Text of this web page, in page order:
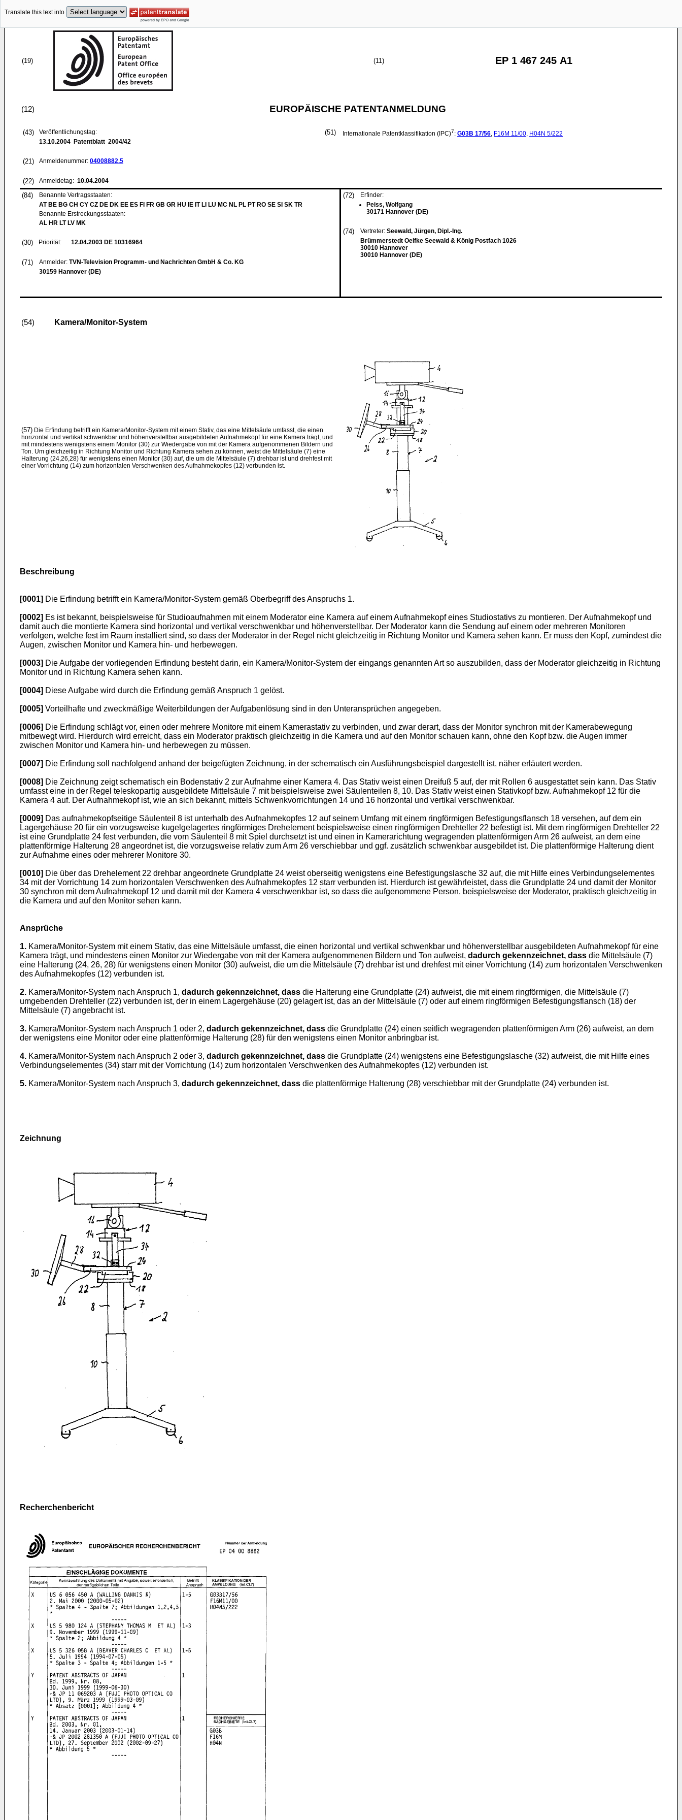
Translate this text into
(19) (11) EP 1 467 245 A1
(12) EUROPÄISCHE PATENTANMELDUNG
(43)
Veröffentlichungstag:
13.10.2004 Patentblatt 2004/42
(21) Anmeldenummer: 04008882.5
(22) Anmeldetag: 10.04.2004
(51) Internationale Patentklassifikation (IPC)7: G03B 17/56, F16M 11/00, H04N 5/222
(84)
Benannte Vertragsstaaten:
AT BE BG CH CY CZ DE DK EE ES FI FR GB GR HU IE IT LI LU MC NL PL PT RO SE SI SK TR
Benannte Erstreckungsstaaten:
AL HR LT LV MK
(30) Priorität: 12.04.2003 DE 10316964
(71) Anmelder: TVN-Television Programm- und Nachrichten GmbH & Co. KG
30159 Hannover (DE)
(72)
Erfinder:
Peiss, Wolfgang
30171 Hannover (DE)
(74) Vertreter: Seewald, Jürgen, Dipl.-Ing.
Brümmerstedt Oelfke Seewald & König Postfach 1026
30010 Hannover
30010 Hannover (DE)
(54) Kamera/Monitor-System
(57) Die Erfindung betrifft ein Kamera/Monitor-System mit einem Stativ, das eine Mittelsäule umfasst, die einen
horizontal und vertikal schwenkbar und höhenverstellbar ausgebildeten Aufnahmekopf für eine Kamera trägt, und
mit mindestens wenigstens einem Monitor (30) zur Wiedergabe von mit der Kamera aufgenommenen Bildern und
Ton. Um gleichzeitig in Richtung Monitor und Richtung Kamera sehen zu können, weist die Mittelsäule (7) eine
Halterung (24,26,28) für wenigstens einen Monitor (30) auf, die um die Mittelsäule (7) drehbar ist und drehfest mit
einer Vorrichtung (14) zum horizontalen Verschwenken des Aufnahmekopfes (12) verbunden ist.
Beschreibung
[0001] Die Erfindung betrifft ein Kamera/Monitor-System gemäß Oberbegriff des Anspruchs 1.
[0002] Es ist bekannt, beispielsweise für Studioaufnahmen mit einem Moderator eine Kamera auf einem Aufnahmekopf eines Studiostativs zu montieren. Der Aufnahmekopf und
damit auch die montierte Kamera sind horizontal und vertikal verschwenkbar und höhenverstellbar. Der Moderator kann die Sendung auf einem oder mehreren Monitoren
verfolgen, welche fest im Raum installiert sind, so dass der Moderator in der Regel nicht gleichzeitig in Richtung Monitor und Kamera sehen kann. Er muss den Kopf, zumindest die
Augen, zwischen Monitor und Kamera hin- und herbewegen.
[0003] Die Aufgabe der vorliegenden Erfindung besteht darin, ein Kamera/Monitor-System der eingangs genannten Art so auszubilden, dass der Moderator gleichzeitig in Richtung
Monitor und in Richtung Kamera sehen kann.
[0004] Diese Aufgabe wird durch die Erfindung gemäß Anspruch 1 gelöst.
[0005] Vorteilhafte und zweckmäßige Weiterbildungen der Aufgabenlösung sind in den Unteransprüchen angegeben.
[0006] Die Erfindung schlägt vor, einen oder mehrere Monitore mit einem Kamerastativ zu verbinden, und zwar derart, dass der Monitor synchron mit der Kamerabewegung
mitbewegt wird. Hierdurch wird erreicht, dass ein Moderator praktisch gleichzeitig in die Kamera und auf den Monitor schauen kann, ohne den Kopf bzw. die Augen immer
zwischen Monitor und Kamera hin- und herbewegen zu müssen.
[0007] Die Erfindung soll nachfolgend anhand der beigefügten Zeichnung, in der schematisch ein Ausführungsbeispiel dargestellt ist, näher erläutert werden.
[0008] Die Zeichnung zeigt schematisch ein Bodenstativ 2 zur Aufnahme einer Kamera 4. Das Stativ weist einen Dreifuß 5 auf, der mit Rollen 6 ausgestattet sein kann. Das Stativ
umfasst eine in der Regel teleskopartig ausgebildete Mittelsäule 7 mit beispielsweise zwei Säulenteilen 8, 10. Das Stativ weist einen Stativkopf bzw. Aufnahmekopf 12 für die
Kamera 4 auf. Der Aufnahmekopf ist, wie an sich bekannt, mittels Schwenkvorrichtungen 14 und 16 horizontal und vertikal verschwenkbar.
[0009] Das aufnahmekopfseitige Säulenteil 8 ist unterhalb des Aufnahmekopfes 12 auf seinem Umfang mit einem ringförmigen Befestigungsflansch 18 versehen, auf dem ein
Lagergehäuse 20 für ein vorzugsweise kugelgelagertes ringförmiges Drehelement beispielsweise einen ringförmigen Drehteller 22 befestigt ist. Mit dem ringförmigen Drehteller 22
ist eine Grundplatte 24 fest verbunden, die vom Säulenteil 8 mit Spiel durchsetzt ist und einen in Kamerarichtung wegragenden plattenförmigen Arm 26 aufweist, an dem eine
plattenförmige Halterung 28 angeordnet ist, die vorzugsweise relativ zum Arm 26 verschiebbar und ggf. zusätzlich schwenkbar ausgebildet ist. Die plattenförmige Halterung dient
zur Aufnahme eines oder mehrerer Monitore 30.
[0010] Die über das Drehelement 22 drehbar angeordnete Grundplatte 24 weist oberseitig wenigstens eine Befestigungslasche 32 auf, die mit Hilfe eines Verbindungselementes
34 mit der Vorrichtung 14 zum horizontalen Verschwenken des Aufnahmekopfes 12 starr verbunden ist. Hierdurch ist gewährleistet, dass die Grundplatte 24 und damit der Monitor
30 synchron mit dem Aufnahmekopf 12 und damit mit der Kamera 4 verschwenkbar ist, so dass die aufgenommene Person, beispielsweise der Moderator, praktisch gleichzeitig in
die Kamera und auf den Monitor sehen kann.
Ansprüche
1. Kamera/Monitor-System mit einem Stativ, das eine Mittelsäule umfasst, die einen horizontal und vertikal schwenkbar und höhenverstellbar ausgebildeten Aufnahmekopf für eine
Kamera trägt, und mindestens einen Monitor zur Wiedergabe von mit der Kamera aufgenommenen Bildern und Ton aufweist, dadurch gekennzeichnet, dass die Mittelsäule (7)
eine Halterung (24, 26, 28) für wenigstens einen Monitor (30) aufweist, die um die Mittelsäule (7) drehbar ist und drehfest mit einer Vorrichtung (14) zum horizontalen Verschwenken
des Aufnahmekopfes (12) verbunden ist.
2. Kamera/Monitor-System nach Anspruch 1, dadurch gekennzeichnet, dass die Halterung eine Grundplatte (24) aufweist, die mit einem ringförmigen, die Mittelsäule (7)
umgebenden Drehteller (22) verbunden ist, der in einem Lagergehäuse (20) gelagert ist, das an der Mittelsäule (7) oder auf einem ringförmigen Befestigungsflansch (18) der
Mittelsäule (7) angebracht ist.
3. Kamera/Monitor-System nach Anspruch 1 oder 2, dadurch gekennzeichnet, dass die Grundplatte (24) einen seitlich wegragenden plattenförmigen Arm (26) aufweist, an dem
der wenigstens eine Monitor oder eine plattenförmige Halterung (28) für den wenigstens einen Monitor anbringbar ist.
4. Kamera/Monitor-System nach Anspruch 2 oder 3, dadurch gekennzeichnet, dass die Grundplatte (24) wenigstens eine Befestigungslasche (32) aufweist, die mit Hilfe eines
Verbindungselementes (34) starr mit der Vorrichtung (14) zum horizontalen Verschwenken des Aufnahmekopfes (12) verbunden ist.
5. Kamera/Monitor-System nach Anspruch 3, dadurch gekennzeichnet, dass die plattenförmige Halterung (28) verschiebbar mit der Grundplatte (24) verbunden ist.
Zeichnung
Recherchenbericht